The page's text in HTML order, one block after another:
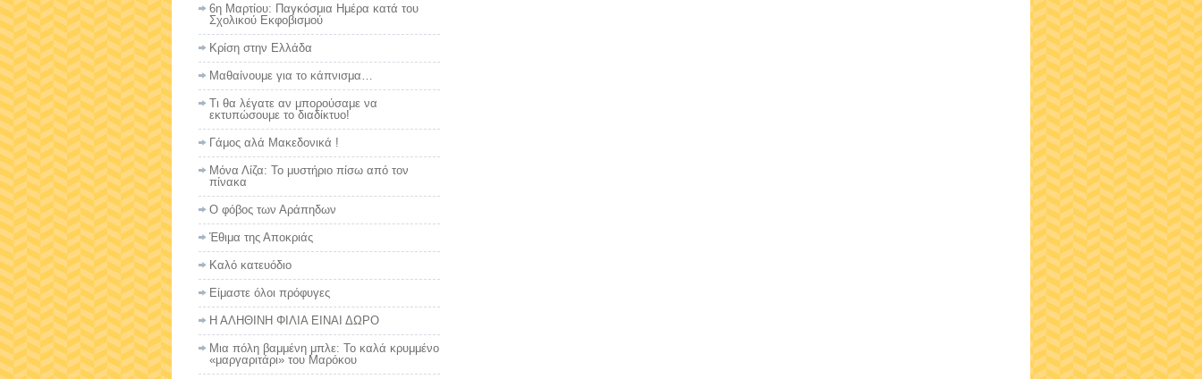
6η Μαρτίου: Παγκόσμια Ημέρα κατά του
Σχολικού Εκφοβισμού
Κρίση στην Ελλάδα
Μαθαίνουμε για το κάπνισμα…
Τι θα λέγατε αν μπορούσαμε να
εκτυπώσουμε το διαδίκτυο!
Γάμος αλά Μακεδονικά !
Μόνα Λίζα: Το μυστήριο πίσω από τον
πίνακα
Ο φόβος των Αράπηδων
Έθιμα της Αποκριάς
Καλό κατευόδιο
Eίμαστε όλοι πρόφυγες
Η ΑΛΗΘΙΝΗ ΦΙΛΙΑ ΕΙΝΑΙ ΔΩΡΟ
Μια πόλη βαμμένη μπλε: Το καλά κρυμμένο
«μαργαριτάρι» του Μαρόκου